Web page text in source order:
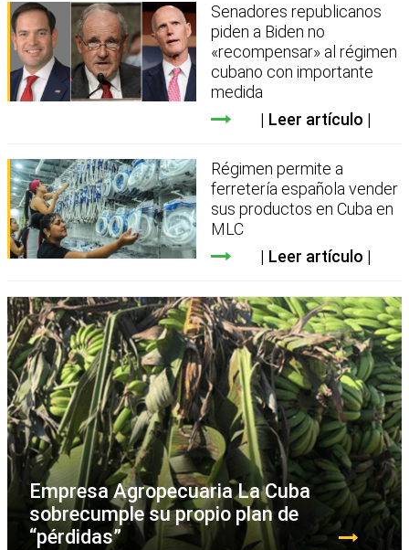
Senadores republicanos
piden a Biden no
«recompensar» al régimen
cubano con importante
medida
Leer artículo
Régimen permite a
ferretería española vender
sus productos en Cuba en
MLC
Leer artículo
Empresa Agropecuaria La Cuba
sobrecumple su propio plan de
“pérdidas”